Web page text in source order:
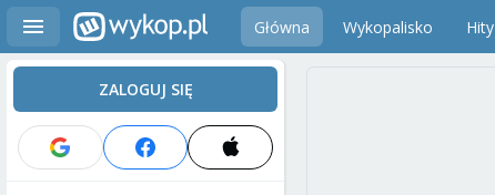
Główna Wykopalisko Hity
ZALOGUJ SIĘ